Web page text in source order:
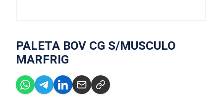
PALETA BOV CG S/MUSCULO
MARFRIG